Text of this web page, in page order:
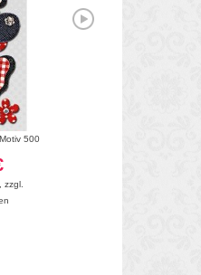
500
zzgl.